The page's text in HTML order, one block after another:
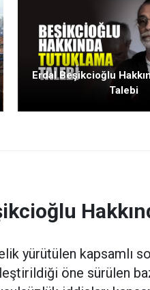
Erdal Beşikcioğlu
Talebi
yürütülen kapsamlı
öne sürülen